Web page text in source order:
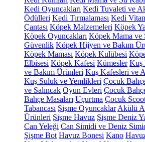
Kedi Oyuncakları Kedi Tuvaleti ve
Ödülleri Kedi Tırmalaması Kedi
Çantası Köpek Malzemeleri Köpek
Köpek Oyuncakları Köpek Mama ve
Güvenlik Köpek Hijyen ve Bakım
Köpek Maması Köpek Kulübesi
Elbisesi Köpek Kafesi Kümesler Kuş
ve Bakım Ürünleri Kuş Kafesleri ve
Kuş Suluk ve Yemlikleri Çocuk
ve Salıncak Oyun Evleri Çocuk
Bahçe Masaları Uçurtma Çocuk
Tabancası Şişme Oyuncaklar Akülü
Ürünleri Şişme Havuz Şişme Deniz
Can Yeleği Can Simidi ve Deniz
Şişme Bot Havuz Bonesi Kano